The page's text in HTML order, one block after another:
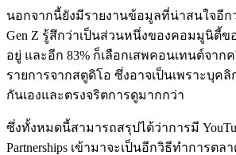
นอกจากนี้ยังมีรายงานข้อมูลที่น่าสนใจอีก
Gen Z รู้สึกว่าเป็นส่วนหนึ่งของคอมมูนิตี้ข
อยู่ และอีก 83% ก็เลือกเสพคอนเทนต์จาก
รายการจากสตูดิโอ ซึ่งอาจเป็นเพราะบุคลิ
กันเองและตรงจริตการดูมากกว่า
ซึ่งทั้งหมดนี้สามารถสรุปได้ว่าการมี
Partnerships เข้ามาจะเป็นอีกวิธีทำการต